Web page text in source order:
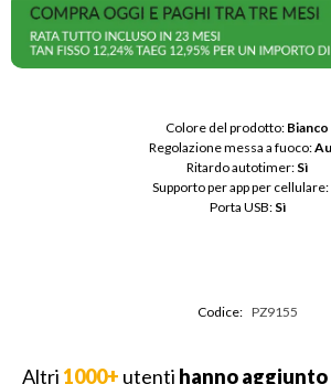
Colore del prodotto: Bianco
Regolazione messa a fuoco:
Ritardo autotimer: Sì
Supporto per app per cellulare:
Porta USB: Sì
Codice: PZ9155
Altri 1000+ utenti hanno aggiunto